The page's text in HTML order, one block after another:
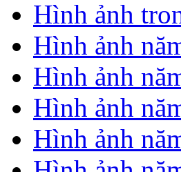
Hình ảnh
Hình ảnh
Hình ảnh
Hình ảnh
Hình ảnh